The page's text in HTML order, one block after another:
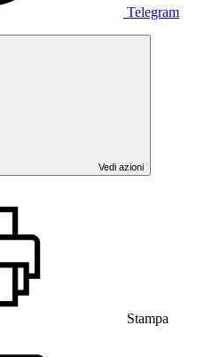
Telegram
Vedi azioni
Stampa